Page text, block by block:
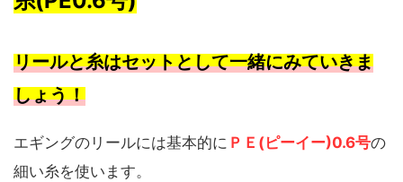
リールと糸はセットとして一緒にみていきま
しょう！
エギングのリールには基本的に ＰＥ(ピーイー)0.6号の
細い糸を使います。